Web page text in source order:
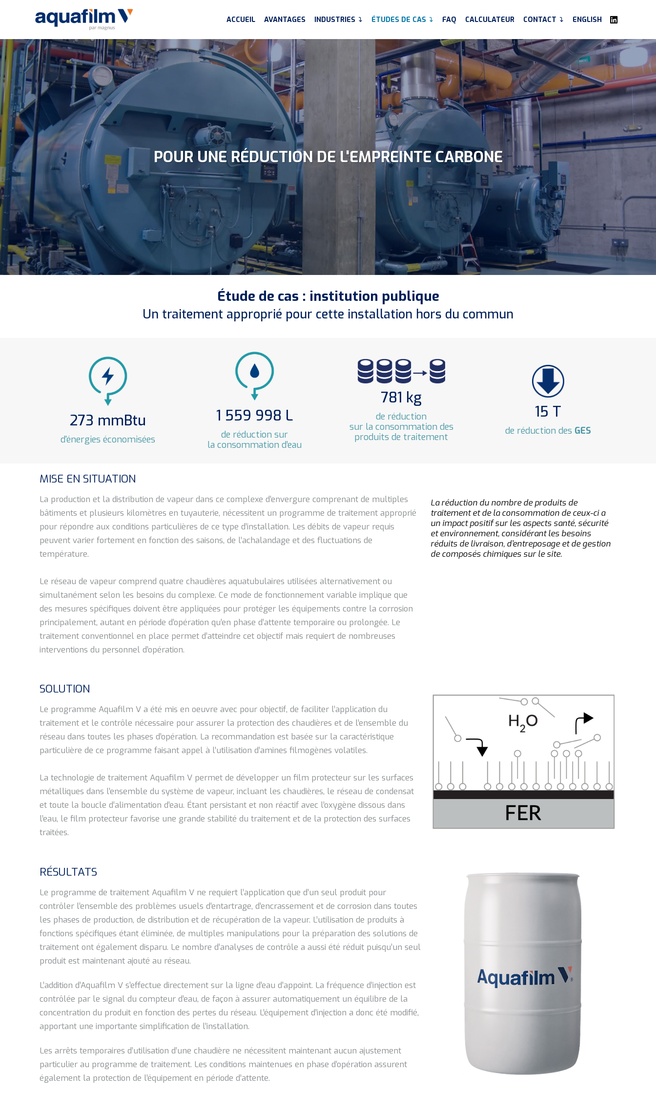
ACCUEIL AVANTAGES INDUSTRIES ÉTUDES DE CAS FAQ CALCULATEUR CONTACT ENGLISH
POUR UNE RÉDUCTION DE L'EMPREINTE CARBONE
Étude de cas : institution publique
Un traitement approprié pour cette installation hors du commun
273 mmBtu
d'énergies économisées
1 559 998 L
de réduction sur
la consommation d’eau
781 kg
de réduction
sur la consommation des
produits de traitement
15 T
de réduction des GES
MISE EN SITUATION
La production et la distribution de vapeur dans ce complexe d’envergure comprenant de multiples
bâtiments et plusieurs kilomètres en tuyauterie, nécessitent un programme de traitement approprié
pour répondre aux conditions particulières de ce type d’installation. Les débits de vapeur requis
peuvent varier fortement en fonction des saisons, de l’achalandage et des fluctuations de
température.
Le réseau de vapeur comprend quatre chaudières aquatubulaires utilisées alternativement ou
simultanément selon les besoins du complexe. Ce mode de fonctionnement variable implique que
des mesures spécifiques doivent être appliquées pour protéger les équipements contre la corrosion
principalement, autant en période d’opération qu’en phase d’attente temporaire ou prolongée. Le
traitement conventionnel en place permet d’atteindre cet objectif mais requiert de nombreuses
interventions du personnel d’opération.
La réduction du nombre de produits de
traitement et de la consommation de ceux-ci a
un impact positif sur les aspects santé, sécurité
et environnement, considérant les besoins
réduits de livraison, d’entreposage et de gestion
de composés chimiques sur le site.
SOLUTION
Le programme Aquafilm V a été mis en oeuvre avec pour objectif, de faciliter l’application du
traitement et le contrôle nécessaire pour assurer la protection des chaudières et de l’ensemble du
réseau dans toutes les phases d’opération. La recommandation est basée sur la caractéristique
particulière de ce programme faisant appel à l’utilisation d’amines filmogènes volatiles.
La technologie de traitement Aquafilm V permet de développer un film protecteur sur les surfaces
métalliques dans l’ensemble du système de vapeur, incluant les chaudières, le réseau de condensat
et toute la boucle d’alimentation d’eau. Étant persistant et non réactif avec l’oxygène dissous dans
l’eau, le film protecteur favorise une grande stabilité du traitement et de la protection des surfaces
traitées.
RÉSULTATS
Le programme de traitement Aquafilm V ne requiert l’application que d’un seul produit pour
contrôler l’ensemble des problèmes usuels d’entartrage, d’encrassement et de corrosion dans toutes
les phases de production, de distribution et de récupération de la vapeur. L’utilisation de produits à
fonctions spécifiques étant éliminée, de multiples manipulations pour la préparation des solutions de
traitement ont également disparu. Le nombre d’analyses de contrôle a aussi été réduit puisqu’un seul
produit est maintenant ajouté au réseau.
L’addition d’Aquafilm V s’effectue directement sur la ligne d’eau d’appoint. La fréquence d’injection est
contrôlée par le signal du compteur d’eau, de façon à assurer automatiquement un équilibre de la
concentration du produit en fonction des pertes du réseau. L’équipement d’injection a donc été modifié,
apportant une importante simplification de l’installation.
Les arrêts temporaires d’utilisation d’une chaudière ne nécessitent maintenant aucun ajustement
particulier au programme de traitement. Les conditions maintenues en phase d’opération assurent
également la protection de l’équipement en période d’attente.